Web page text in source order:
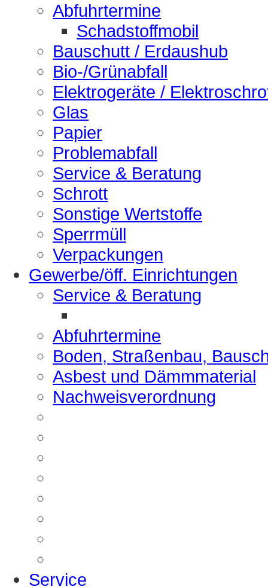
Abfuhrtermine
Schadstoffmobil
Bauschutt / Erdaushub
Bio-/Grünabfall
Elektrogeräte /
Glas
Papier
Problemabfall
Service & Beratung
Schrott
Sonstige Wertstoffe
Sperrmüll
Verpackungen
Gewerbe/öff. Einrichtungen
Service & Beratung
Abfuhrtermine
Boden, Straßenbau,
Asbest und Dämmmaterial
Nachweisverordnung
Service